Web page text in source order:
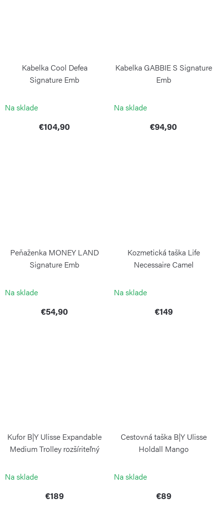
Kabelka Cool Defea
Signature Emb
Na sklade
€104,90
Kabelka GABBIE S Signature
Emb
Na sklade
€94,90
Peňaženka MONEY LAND
Signature Emb
Na sklade
€54,90
Kozmetická taška Life
Necessaire Camel
Na sklade
€149
Kufor B|Y Ulisse Expandable
Medium Trolley rozšíriteľný
Na sklade
€189
Cestovná taška B|Y Ulisse
Holdall Mango
Na sklade
€89